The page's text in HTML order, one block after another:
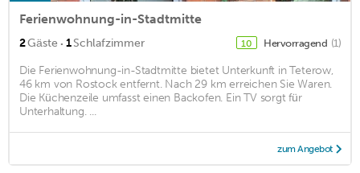
Ferienwohnung-in-Stadtmitte
2Gäste · 1Schlafzimmer 10 Hervorragend (1)
Die Ferienwohnung-in-Stadtmitte bietet Unterkunft in Teterow,
46 km von Rostock entfernt. Nach 29 km erreichen Sie Waren.
Die Küchenzeile umfasst einen Backofen. Ein TV sorgt für
Unterhaltung. ...
zum Angebot